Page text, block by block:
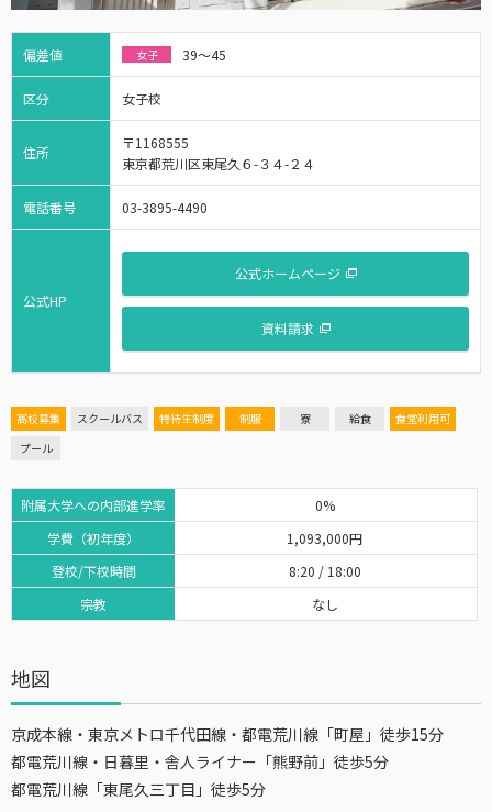
偏差値 女子 39～45
区分 女子校
住所
〒1168555
東京都荒川区東尾久６-３４-２４
電話番号 03-3895-4490
公式HP
公式ホームページ
資料請求
高校募集 スクールバス 特待生制度 制服 寮 給食
食堂利用可
プール
附属大学への内部進学率
学費（初年度）
登校/下校時間
宗教
0%
1,093,000円
8:20 / 18:00
なし
地図
京成本線・東京メトロ千代田線・都電荒川線「町屋」徒歩15分
都電荒川線・日暮里・舎人ライナー「熊野前」徒歩5分
都電荒川線「東尾久三丁目」徒歩5分